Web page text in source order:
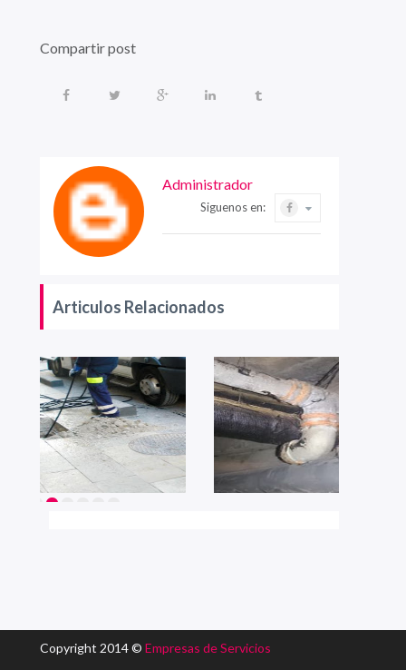
Compartir post
Administrador
Siguenos en:
Articulos Relacionados
Copyright 2014 © Empresas de Servicios